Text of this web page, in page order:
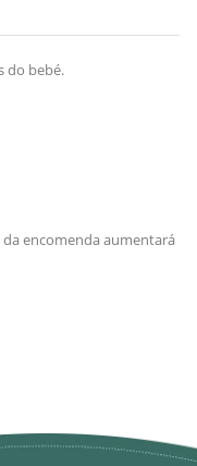
do bebé.
encomenda aumentará